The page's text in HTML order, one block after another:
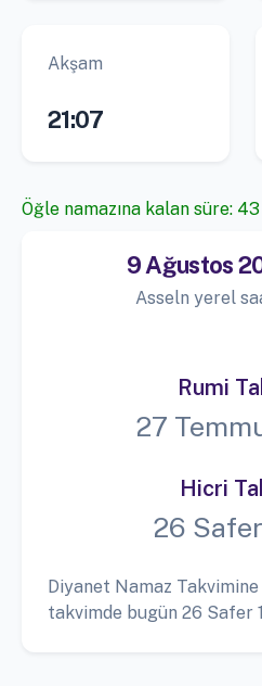
Akşam
21:07
Öğle namazına kalan süre:
9 Ağustos
Asseln yerel
Rumi
27
Hicri
26
Diyanet Namaz
takvimde bugün 26 Safer